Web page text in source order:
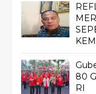
80
RI